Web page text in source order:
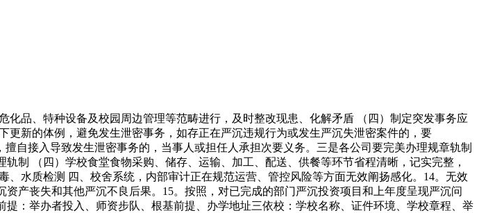
、特种设备及校园周边管理等范畴进行，及时整改现患、化解矛盾 （四）制定突发事务应
新的体例，避免发生泄密事务，如存正在严沉违规行为或发生严沉失泄密案件的，要
自接入导致发生泄密事务的，当事人或担任人承担次要义务。三是各公司要完美办理规章轨制
制 （四）学校食堂食物采购、储存、运输、加工、配送、供餐等环节省程清晰，记实完整，
水质检测 四、校舍系统，内部审计正在规范运营、管控风险等方面无效阐扬感化。14。无效
产丧失和其他严沉不良后果。15。按照，对已完成的部门严沉投资项目和上年度呈现严沉问
：举办者投入、师资步队、根基前提、办学地址三依校：学校名称、证件环境、学校章程、举